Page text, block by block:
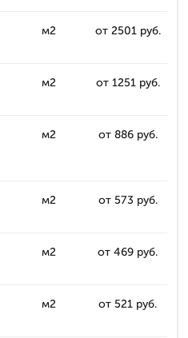
м2 от 2501 руб.
м2 от 1251 руб.
м2 от 886 руб.
м2 от 573 руб.
м2 от 469 руб.
м2 от 521 руб.